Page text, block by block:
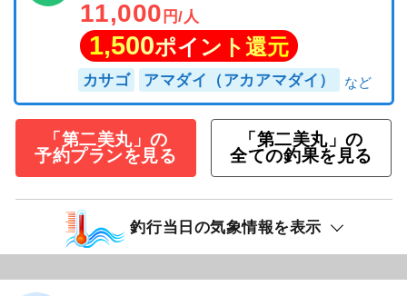
11,000 円/人
1,500ポイント還元
カサゴ アマダイ（アカアマダイ）
「第二美丸」の
予約プランを見る
「第二美丸」の
全ての釣果を見る
釣行当日の気象情報を表示